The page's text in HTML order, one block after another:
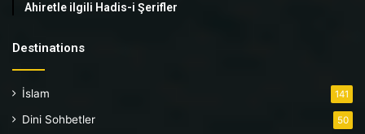
Ahiretle ilgili Hadis-i Şerifler
Destinations
İslam 141
Dini Sohbetler 50